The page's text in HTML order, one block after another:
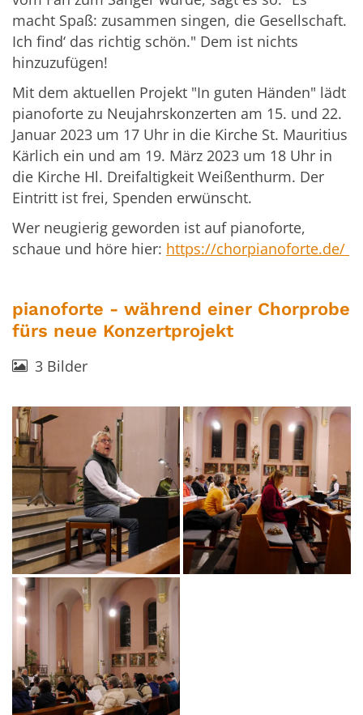
macht Spaß: zusammen singen, die Gesellschaft.
Ich find‘ das richtig schön." Dem ist nichts
hinzuzufügen!
Mit dem aktuellen Projekt "In guten Händen" lädt
pianoforte zu Neujahrskonzerten am 15. und 22.
Januar 2023 um 17 Uhr in die Kirche St. Mauritius
Kärlich ein und am 19. März 2023 um 18 Uhr in
die Kirche Hl. Dreifaltigkeit Weißenthurm. Der
Eintritt ist frei, Spenden erwünscht.
Wer neugierig geworden ist auf pianoforte,
schaue und höre hier: https://chorpianoforte.de/
pianoforte - während einer Chorprobe
fürs neue Konzertprojekt
3 Bilder